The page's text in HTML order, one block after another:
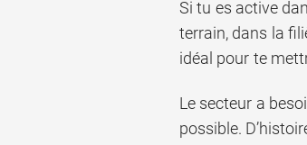
Si tu es active
terrain, dans la
idéal pour te
Le secteur a
possible.